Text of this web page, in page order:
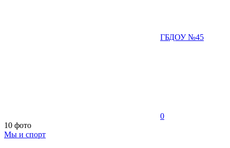
ГБДОУ №45
0
10 фото
Мы и спорт